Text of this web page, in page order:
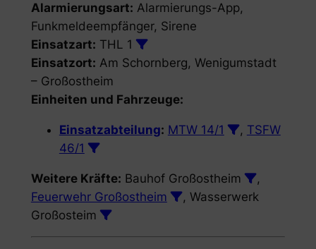
Alarmierungsart: Alarmierungs-App,
Funkmeldeempfänger, Sirene
Einsatzart: THL 1
Einsatzort: Am Schornberg, Wenigumstadt
– Großostheim
Einheiten und Fahrzeuge:
Einsatzabteilung: MTW 14/1 , TSFW
46/1
Weitere Kräfte: Bauhof Großostheim
,
Feuerwehr Großostheim
, Wasserwerk
Großosteim